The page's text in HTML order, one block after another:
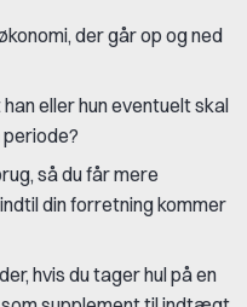
der går op og ned
eller hun eventuelt skal
så du får mere
din forretning kommer
hvis du tager hul på en